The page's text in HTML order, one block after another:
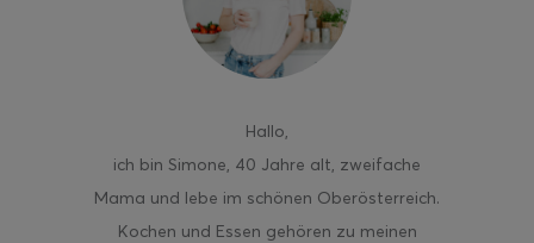
Hallo,
ich bin Simone, 40 Jahre alt, zweifache
Mama und lebe im schönen Oberösterreich.
Kochen und Essen gehören zu meinen